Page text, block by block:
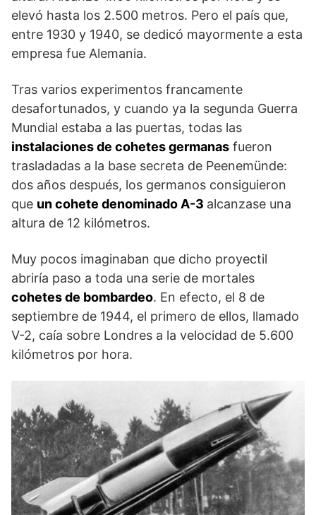
elevó hasta los 2.500 metros. Pero el país que,
entre 1930 y 1940, se dedicó mayormente a esta
empresa fue Alemania.
Tras varios experimentos francamente
desafortunados, y cuando ya la segunda Guerra
Mundial estaba a las puertas, todas las
instalaciones de cohetes germanas fueron
trasladadas a la base secreta de Peenemünde:
dos años después, los germanos consiguieron
que un cohete denominado A-3 alcanzase una
altura de 12 kilómetros.
Muy pocos imaginaban que dicho proyectil
abriría paso a toda una serie de mortales
cohetes de bombardeo. En efecto, el 8 de
septiembre de 1944, el primero de ellos, llamado
V-2, caía sobre Londres a la velocidad de 5.600
kilómetros por hora.